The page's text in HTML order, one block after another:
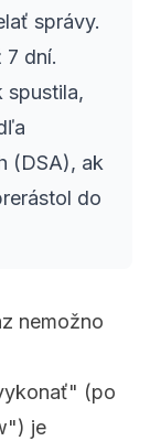
správy.
7 dní.
spustila,
(DSA), ak
do
nemožno
(po
je